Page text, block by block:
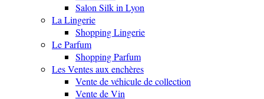
Salon Silk in Lyon
La Lingerie
Shopping Lingerie
Le Parfum
Shopping Parfum
Les Ventes aux enchères
Vente de véhicule de collection
Vente de Vin